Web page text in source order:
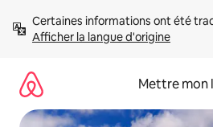
directement
Afficher la langue d'origine
Mettre mon